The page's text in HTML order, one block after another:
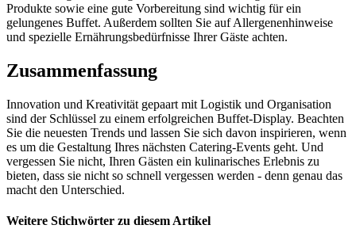
Produkte sowie eine gute Vorbereitung sind wichtig für ein
gelungenes Buffet. Außerdem sollten Sie auf Allergenenhinweise
und spezielle Ernährungsbedürfnisse Ihrer Gäste achten.
Zusammenfassung
Innovation und Kreativität gepaart mit Logistik und Organisation
sind der Schlüssel zu einem erfolgreichen Buffet-Display. Beachten
Sie die neuesten Trends und lassen Sie sich davon inspirieren, wenn
es um die Gestaltung Ihres nächsten Catering-Events geht. Und
vergessen Sie nicht, Ihren Gästen ein kulinarisches Erlebnis zu
bieten, dass sie nicht so schnell vergessen werden - denn genau das
macht den Unterschied.
Weitere Stichwörter zu diesem Artikel